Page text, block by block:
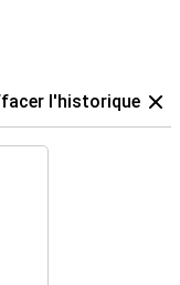
l'historique